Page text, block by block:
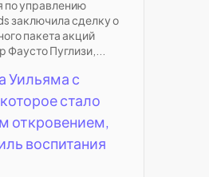
по управлению
заключила сделку о
пакета акций
Пуглизи,...
Уильяма с
стало
откровением,
воспитания